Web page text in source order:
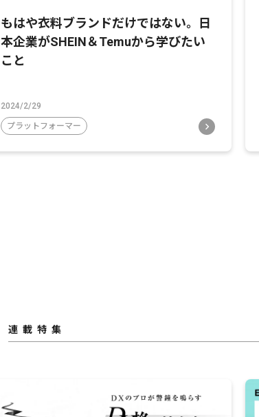
もはや衣料ブランドだけではない。日
本企業がSHEIN＆Temuから学びたい
こと
2024/2/29
プラットフォーマー
連載特集